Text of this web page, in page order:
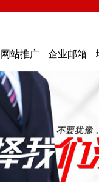
网站推广 企业邮箱